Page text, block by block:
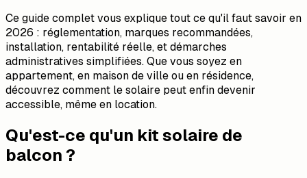
Ce guide complet vous explique tout ce qu'il faut savoir en
2026 : réglementation, marques recommandées,
installation, rentabilité réelle, et démarches
administratives simplifiées. Que vous soyez en
appartement, en maison de ville ou en résidence,
découvrez comment le solaire peut enfin devenir
accessible, même en location.
Qu'est-ce qu'un kit solaire de
balcon ?